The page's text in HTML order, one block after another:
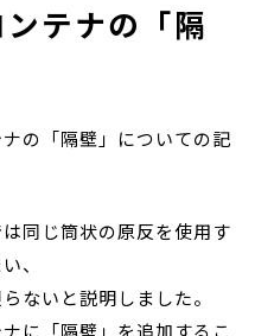
テナの「隔
の「隔壁」についての記
同じ筒状の原反を使用す
、
ないと説明しました。
に「隔壁」を追加するこ